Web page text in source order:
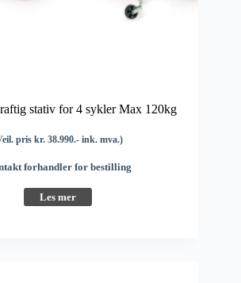
stativ for 4 sykler Max 120kg
pris kr. 38.990.- ink. mva.)
forhandler for bestilling
Les mer